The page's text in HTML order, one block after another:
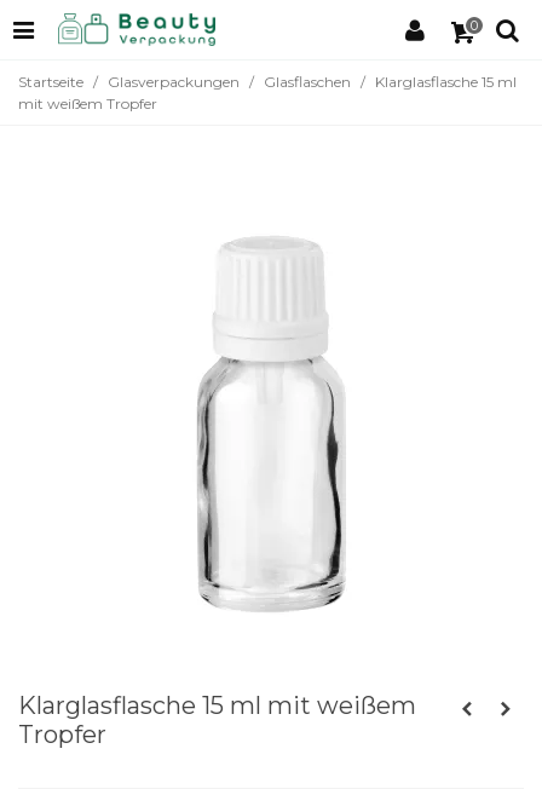
0
Startseite / Glasverpackungen / Glasflaschen / Klarglasflasche 15 ml
mit weißem Tropfer
Klarglasflasche 15 ml mit weißem
Tropfer